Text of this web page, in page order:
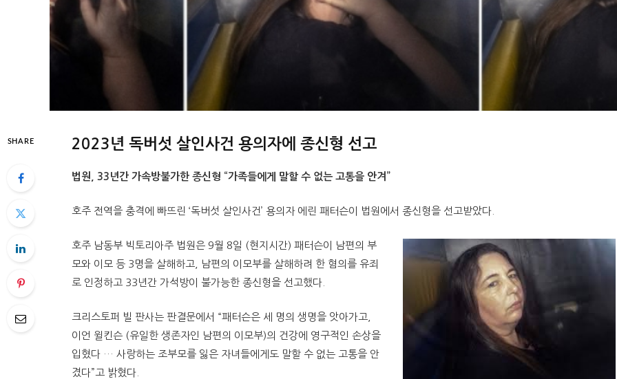
SHARE 2023년 독버섯 살인사건 용의자에 종신형 선고
법원, 33년간 가속방불가한 종신형 “가족들에게 말할 수 없는 고통을 안겨”
호주 전역을 충격에 빠뜨린 ‘독버섯 살인사건’ 용의자 에린 패터슨이 법원에서 종신형을 선고받았다.
호주 남동부 빅토리아주 법원은 9월 8일 (현지시간) 패터슨이 남편의 부
모와 이모 등 3명을 살해하고, 남편의 이모부를 살해하려 한 혐의를 유죄
로 인정하고 33년간 가석방이 불가능한 종신형을 선고했다.
크리스토퍼 빌 판사는 판결문에서 “패터슨은 세 명의 생명을 앗아가고,
이언 윌킨슨 (유일한 생존자인 남편의 이모부)의 건강에 영구적인 손상을
입혔다 … 사랑하는 조부모를 잃은 자녀들에게도 말할 수 없는 고통을 안
겼다”고 밝혔다.